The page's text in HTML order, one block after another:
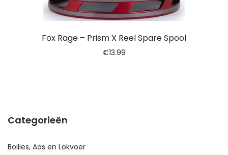
Fox Rage – Prism X Reel Spare Spool
€13.99
Categorieën
Boilies, Aas en Lokvoer